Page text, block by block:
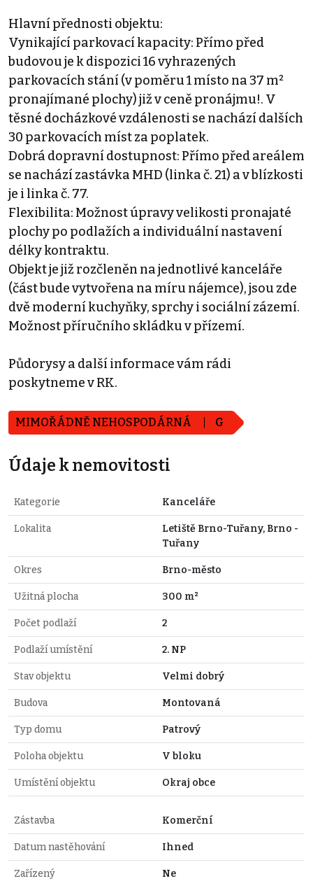
Hlavní přednosti objektu:
Vynikající parkovací kapacity: Přímo před
budovou je k dispozici 16 vyhrazených
parkovacích stání (v poměru 1 místo na 37 m²
pronajímané plochy) již v ceně pronájmu!. V
těsné docházkové vzdálenosti se nachází dalších
30 parkovacích míst za poplatek.
Dobrá dopravní dostupnost: Přímo před areálem
se nachází zastávka MHD (linka č. 21) a v blízkosti
je i linka č. 77.
Flexibilita: Možnost úpravy velikosti pronajaté
plochy po podlažích a individuální nastavení
délky kontraktu.
Objekt je již rozčleněn na jednotlivé kanceláře
(část bude vytvořena na míru nájemce), jsou zde
dvě moderní kuchyňky, sprchy i sociální zázemí.
Možnost příručního skládku v přízemí.
Půdorysy a další informace vám rádi
poskytneme v RK.
MIMOŘÁDNĚ NEHOSPODÁRNÁ G
Údaje k nemovitosti
Kategorie Kanceláře
Lokalita
Letiště Brno-Tuřany, Brno -
Tuřany
Okres Brno-město
Užitná plocha 300 m²
Počet podlaží 2
Podlaží umístění 2. NP
Stav objektu Velmi dobrý
Budova Montovaná
Typ domu Patrový
Poloha objektu V bloku
Umístění objektu Okraj obce
Zástavba Komerční
Datum nastěhování Ihned
Zařízený Ne